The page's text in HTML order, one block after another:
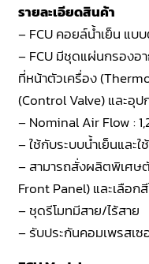
รายละเอียดสินค้า
– FCU คอยล์น้ำเย็น แ
– FCU มีชุดแผ่นกรอง
ที่หน้าตัวเครื่อง
(Control Valve) และอุ
– Nominal Air Flow :
– ใช้กับระบบน้ำเย็นและ
– สามารถสั่งผลิตพิเศษ
Front Panel) และเลือก
– ชุดรีโมทมีสาย/ไร้สาย
– รับประกันคอมเพรสเ